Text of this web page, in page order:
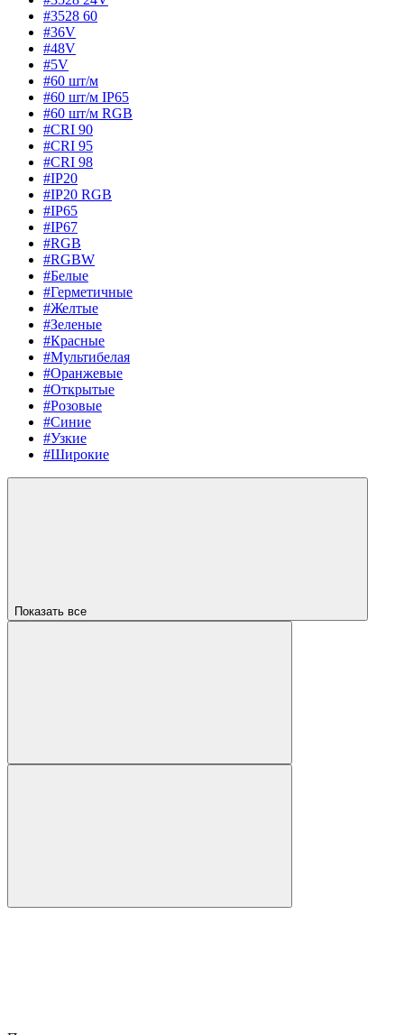
#3528 60
#36V
#48V
#5V
#60 шт/м
#60 шт/м IP65
#60 шт/м RGB
#CRI 90
#CRI 95
#CRI 98
#IP20
#IP20 RGB
#IP65
#IP67
#RGB
#RGBW
#Белые
#Герметичные
#Желтые
#Зеленые
#Красные
#Мультибелая
#Оранжевые
#Открытые
#Розовые
#Синие
#Узкие
#Широкие
Показать все